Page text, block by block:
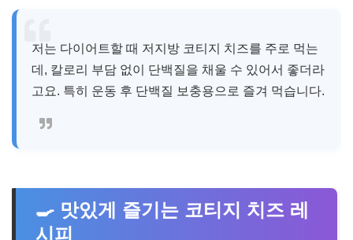
저는 다이어트할 때 저지방 코티지 치즈를 주로 먹는
데, 칼로리 부담 없이 단백질을 채울 수 있어서 좋더라
고요. 특히 운동 후 단백질 보충용으로 즐겨 먹습니다.
🍳 맛있게 즐기는 코티지 치즈 레
시피